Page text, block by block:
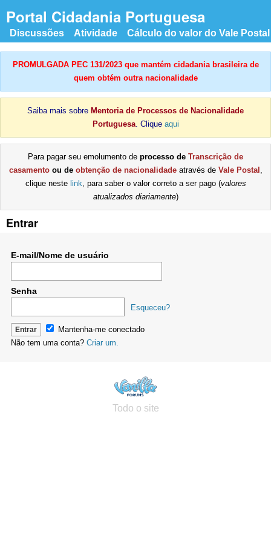
Portal Cidadania Portuguesa
Discussões Atividade Cálculo do valor do Vale Postal
PROMULGADA PEC 131/2023 que mantém cidadania brasileira de
quem obtém outra nacionalidade
Saiba mais sobre Mentoria de Processos de Nacionalidade
Portuguesa. Clique aqui
Para pagar seu emolumento de processo de Transcrição de
casamentoou de obtenção de nacionalidadeatravés de Vale Postal ,
clique neste link, para saber o valor correto a ser pago (valores
atualizados diariamente)
Entrar
E-mail/Nome de usuário
Senha
Esqueceu?
Mantenha-me conectado
Não tem uma conta? Criar um.
Todo o site